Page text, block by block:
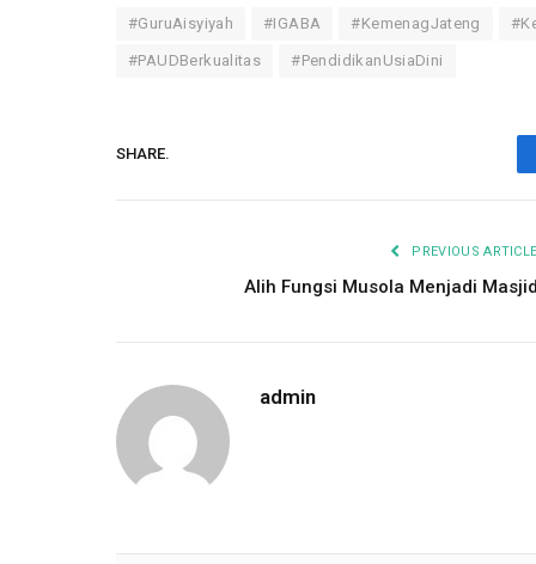
#GuruAisyiyah #IGABA #KemenagJateng
#PAUDBerkualitas #PendidikanUsiaDini
SHARE.
PREVIOUS ARTICLE
Alih Fungsi Musola Menjadi Masjid
admin